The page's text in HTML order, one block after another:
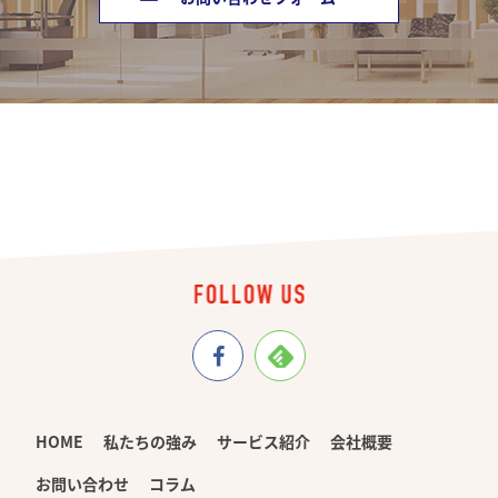
HOME 私たちの強み サービス紹介
会社概要
お問い合わせ
コラム